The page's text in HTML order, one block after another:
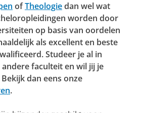
ofTheologiedan wel wat
worden door
op basis van oordelen
als excellent en beste
Studeer je al in
faculteit en wil jij je
dan eens onze
.